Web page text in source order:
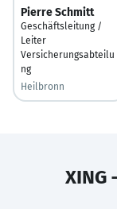
Pierre Schmitt
Geschäftsleitung /
Leiter
Versicherungsabteilu
ng
Heilbronn
XING